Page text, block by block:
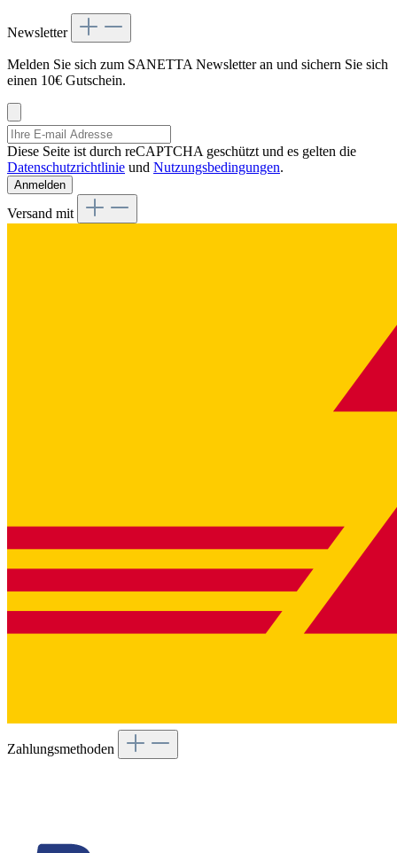
Newsletter
Melden Sie sich zum SANETTA Newsletter an und sichern Sie sich
einen 10€ Gutschein.
Diese Seite ist durch reCAPTCHA geschützt und es gelten die
Datenschutzrichtlinie und Nutzungsbedingungen.
Anmelden
Versand mit
Zahlungsmethoden